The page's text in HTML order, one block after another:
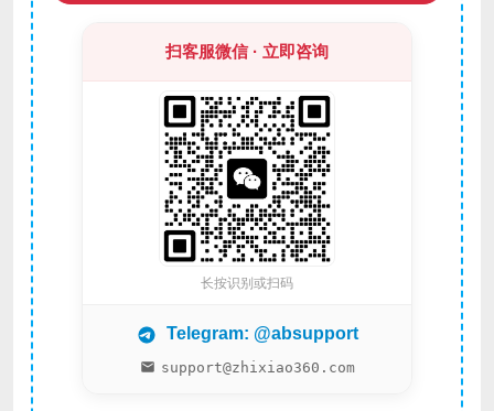
扫客服微信 · 立即咨询
长按识别或扫码
Telegram: @absupport
support@zhixiao360.com